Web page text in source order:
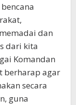
dan
dari kita
Komandan
berharap agar
secara
guna